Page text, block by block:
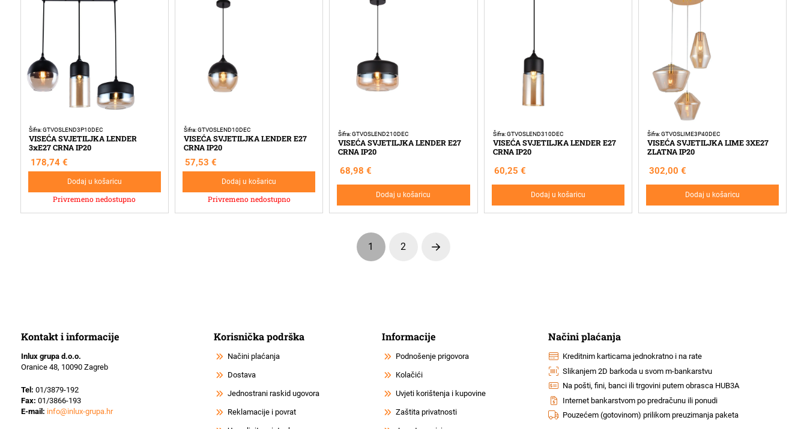
Šifra: GTVOSLEND3P10DEC
VISEĆA SVJETILJKA LENDER
3xE27 CRNA IP20
178,74€
Dodaj u košaricu
Privremeno nedostupno
Šifra: GTVOSLEND10DEC
VISEĆA SVJETILJKA LENDER E27
CRNA IP20
57,53€
Dodaj u košaricu
Privremeno nedostupno
Šifra: GTVOSLEND210DEC
VISEĆA SVJETILJKA LENDER E27
CRNA IP20
68,98 €
Dodaj u košaricu
Šifra: GTVOSLEND310DEC
VISEĆA SVJETILJKA LENDER E27
CRNA IP20
60,25€
Dodaj u košaricu
Šifra: GTVOSLIME3P40DEC
VISEĆA SVJETILJKA LIME 3XE27
ZLATNA IP20
302,00 €
Dodaj u košaricu
1 2 Next
Kontakt i informacije
Inlux grupa d.o.o.
Oranice 48, 10090 Zagreb
Tel: 01/3879-192
Fax: 01/3866-193
E-mail: info@inlux-grupa.hr
Korisnička podrška
Načini plaćanja
Dostava
Jednostrani raskid ugovora
Reklamacije i povrat
Informacije
Podnošenje prigovora
Kolačići
Uvjeti korištenja i kupovine
Zaštita privatnosti
Načini plaćanja
Kreditnim karticama jednokratno i na rate
Slikanjem 2D barkoda u svom m-bankarstvu
Na pošti, fini, banci ili trgovini putem obrasca HUB3A
Internet bankarstvom po predračunu ili ponudi
Pouzećem (gotovinom) prilikom preuzimanja paketa